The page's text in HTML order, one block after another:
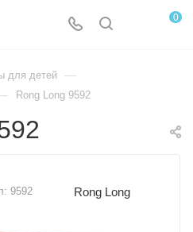
0
для детей —
Rong Long 9592
9592 Rong Long